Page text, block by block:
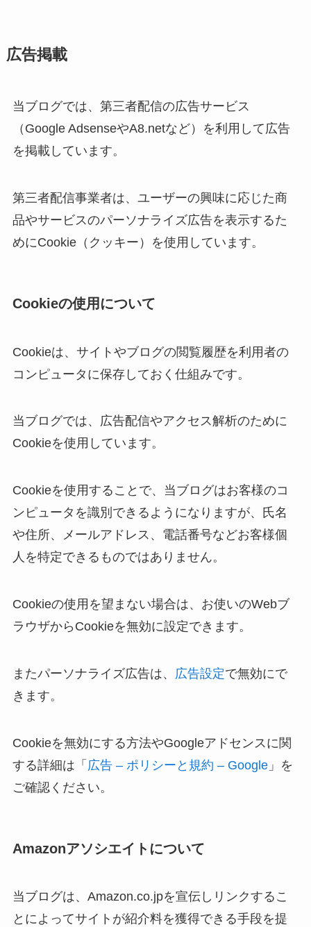
広告掲載
当ブログでは、第三者配信の広告サービス
（Google AdsenseやA8.netなど）を利用して広告
を掲載しています。
第三者配信事業者は、ユーザーの興味に応じた商
品やサービスのパーソナライズ広告を表示するた
めにCookie（クッキー）を使用しています。
Cookieの使用について
Cookieは、サイトやブログの閲覧履歴を利用者の
コンピュータに保存しておく仕組みです。
当ブログでは、広告配信やアクセス解析のために
Cookieを使用しています。
Cookieを使用することで、当ブログはお客様のコ
ンピュータを識別できるようになりますが、氏名
や住所、メールアドレス、電話番号などお客様個
人を特定できるものではありません。
Cookieの使用を望まない場合は、お使いのWebブ
ラウザからCookieを無効に設定できます。
またパーソナライズ広告は、 広告設定で無効にで
きます。
Cookieを無効にする方法やGoogleアドセンスに関
する詳細は「 広告 – ポリシーと規約 – Google」を
ご確認ください。
Amazonアソシエイトについて
当ブログは、Amazon.co.jpを宣伝しリンクするこ
とによってサイトが紹介料を獲得できる手段を提